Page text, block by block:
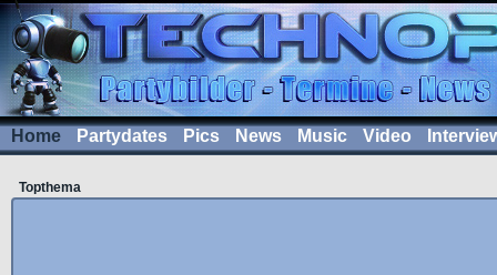
Home Partydates Pics News Music Video
Topthema